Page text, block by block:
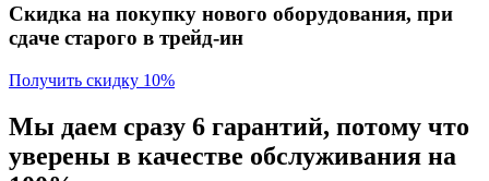
Скидка на покупку нового оборудования, при
сдаче старого в трейд-ин
Получить скидку 10%
Мы даем сразу 6 гарантий, потому что
уверены в качестве обслуживания на